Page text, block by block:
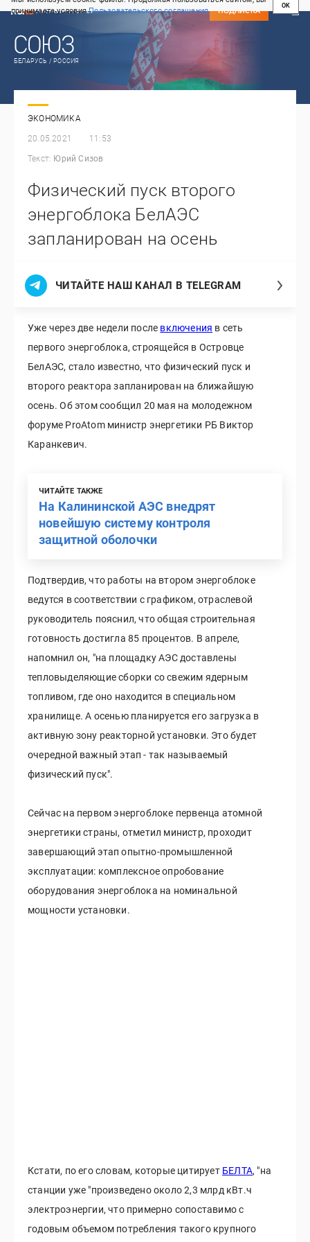
принимаете условияПользовательского соглашения
OK
СВЕЖИЙ НОМЕР
ПОДПИСКА
БЕЛАРУСЬ / РОССИЯ
ЭКОНОМИКА
20.05.2021 11:53
Текст: Юрий Сизов
Физический пуск второго
энергоблока БелАЭС
запланирован на осень
ЧИТАЙТЕ НАШ КАНАЛ В TELEGRAM
Уже через две недели после включения в сеть
первого энергоблока, строящейся в Островце
БелАЭС, стало известно, что физический пуск и
второго реактора запланирован на ближайшую
осень. Об этом сообщил 20 мая на молодежном
форуме ProAtom министр энергетики РБ Виктор
Каранкевич.
ЧИТАЙТЕ ТАКЖЕ
На Калининской АЭС внедрят
новейшую систему контроля
защитной оболочки
Подтвердив, что работы на втором энергоблоке
ведутся в соответствии с графиком, отраслевой
руководитель пояснил, что общая строительная
готовность достигла 85 процентов. В апреле,
напомнил он, "на площадку АЭС доставлены
тепловыделяющие сборки со свежим ядерным
топливом, где оно находится в специальном
хранилище. А осенью планируется его загрузка в
активную зону реакторной установки. Это будет
очередной важный этап - так называемый
физический пуск".
Сейчас на первом энергоблоке первенца атомной
энергетики страны, отметил министр, проходит
завершающий этап опытно-промышленной
эксплуатации: комплексное опробование
оборудования энергоблока на номинальной
мощности установки.
Кстати, по его словам, которые цитирует БЕЛТА, "на
станции уже "произведено около 2,3 млрд кВт.ч
электроэнергии, что примерно сопоставимо с
годовым объемом потребления такого крупного